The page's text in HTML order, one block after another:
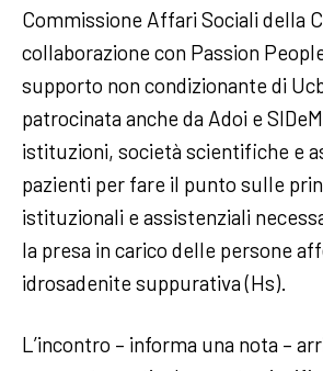
Commissione Affari Sociali della
collaborazione con Passion
supporto non condizionante di
patrocinata anche da Adoi e
istituzioni, società scientifiche e
pazienti per fare il punto sulle
istituzionali e assistenziali
la presa in carico delle persone
idrosadenite suppurativa (Hs).
L’incontro – informa una nota –